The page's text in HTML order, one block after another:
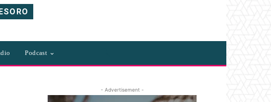
Podcast
- Advertisement -